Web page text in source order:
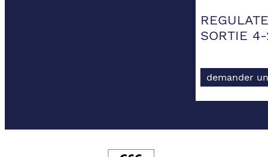
SORTIE
demander